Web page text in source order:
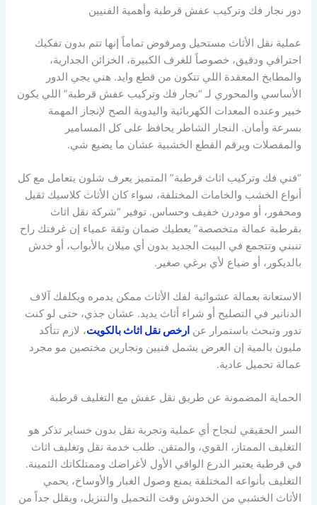
دور نجار فك وتركيب عفش قرطبة وأهمية الفنيين
عملية نقل الأثاث مستحيل ومرفوض تماماً إنها تتم بدون تفكيك
احترافي ودقيق، خصوصاً للغرف الكبيرة، الخزائن الجدارية،
والمطابخ المعقدة اللي تتكون من قطع وايد. هني يجي الدور
الأساسي والمحوري لـ “نجار فك وتركيب عفش قرطبة” اللي يكون
خبير وعنده المعدات الكهربائية واليدوية الصح لإنجاز المهمة
بسرعة وأمان. النجار الشاطر يحافظ على كل المسامير
والمفصلات ويرقم القطع الخشبية عشان ما يضيع شي.
“فني فك وتركيب اثاث قرطبة” المتميز يعرف شلون يتعامل مع كل
أنواع الخشب والخامات المختلفة، سواء كان الأثاث كلاسيك ثقيل
ومحفور، أو مودرن خفيف وحساس. توفير “شركة نقل اثاث
بقرطبة عمالة متخصصة” يعطيك ضمان وثقة عمياء إن غرفتك راح
تنبني وتتجمع في البيت الجديد بدون أي ميلان بالأبواب، أو خدش
بالديكور، أو ضياع لأي برغي صغير.
الاستعانة بعمالة عشوائية لفك الأثاث ممكن يدمره ويكلفك آلاف
الدنانير في التصليح أو شراء أثاث يديد. عشان جذي، حتى لو كنت
تدور وتبحث باستمرار عن ارخص نقل اثاث بالكويت، لازم تتأكد
مليون بالمية إن العرض يشمل فنيين ونجارين مختصين مو مجرد
عمالة تحميل عادية.
الحماية المضمونة عن طريق نقل عفش مع التغليف قرطبة
السر الحقيقي لنجاح أي عملية وتجربة نقل بدون خساير تذكر هو
التغليف الممتاز، القوي، والمتقن. طلب خدمة نقل وتغليف اثاث
في قرطبة يعتبر الدرع الواقي الأول لأغراضك وممتلكاتك الثمينة.
التغليف بأنواعه المختلفة يمنع وصول الغبار والأوساخ، يحمي
الأثاث الخشبي من الخدوش وقت التحميل والتنزيل، ويقلل جداً من